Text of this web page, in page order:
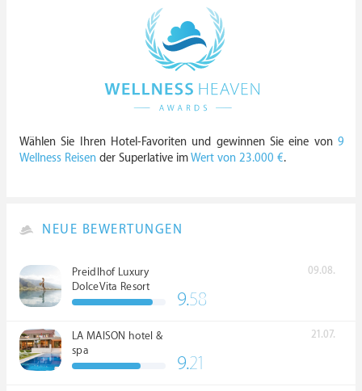
Wählen Sie Ihren Hotel-Favoriten und gewinnen Sie eine von 9
Wellness Reisen der Superlative imWert von 23.000 €.
NEUE BEWERTUNGEN
Preidlhof Luxury
DolceVita Resort
*****
09.08.
9.58
LA MAISON hotel &
spa
21.07.
9.21